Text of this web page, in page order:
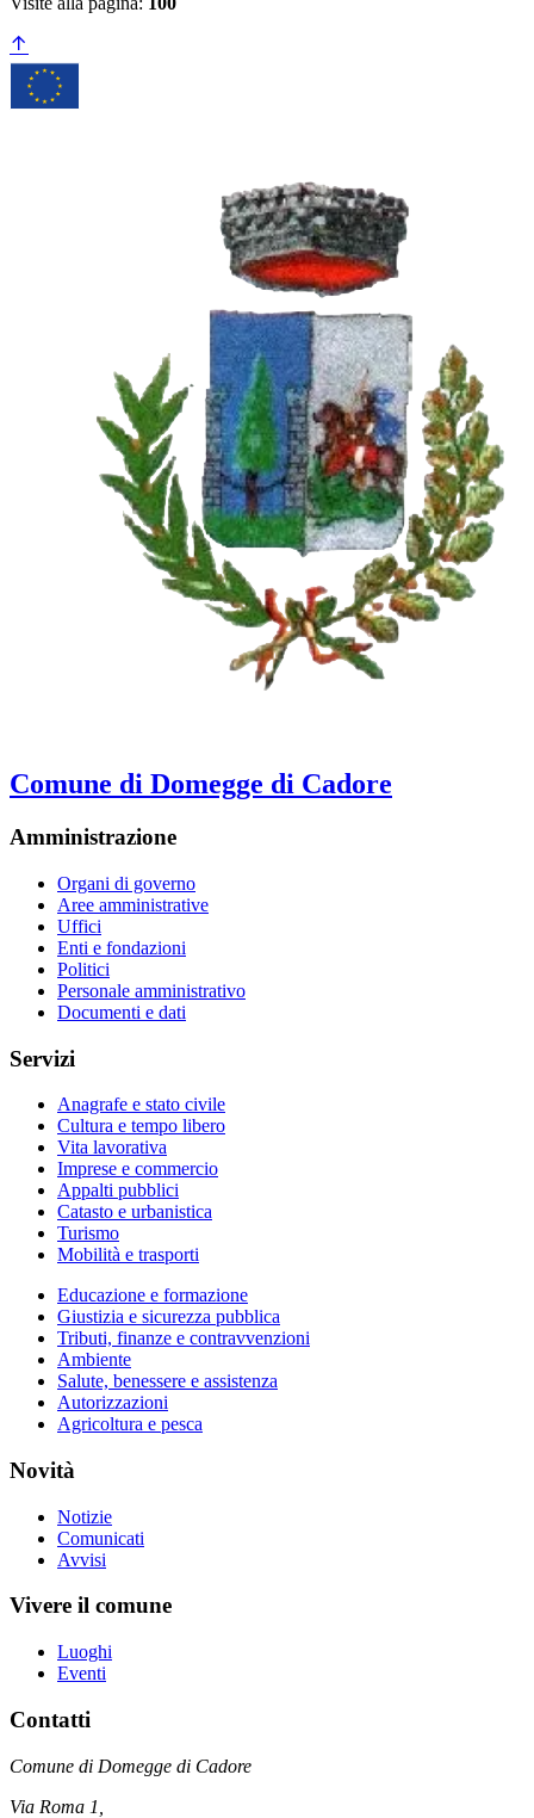
Comune di Domegge di Cadore
Amministrazione
Organi di governo
Aree amministrative
Uffici
Enti e fondazioni
Politici
Personale amministrativo
Documenti e dati
Servizi
Anagrafe e stato civile
Cultura e tempo libero
Vita lavorativa
Imprese e commercio
Appalti pubblici
Catasto e urbanistica
Turismo
Mobilità e trasporti
Educazione e formazione
Giustizia e sicurezza pubblica
Tributi, finanze e contravvenzioni
Ambiente
Salute, benessere e assistenza
Autorizzazioni
Agricoltura e pesca
Novità
Notizie
Comunicati
Avvisi
Vivere il comune
Luoghi
Eventi
Contatti
Comune di Domegge di Cadore
Via Roma 1,